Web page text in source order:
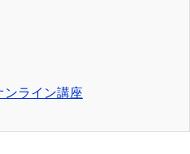
ンライン講座